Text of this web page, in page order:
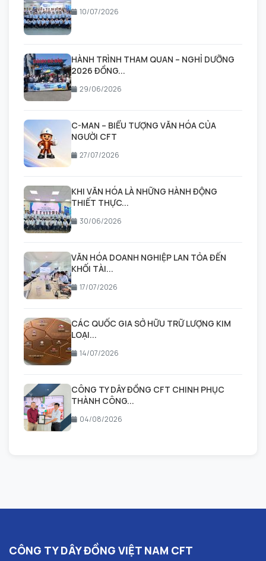
10/07/2026
HÀNH TRÌNH THAM QUAN – NGHỈ DƯỠNG
2026 ĐỒNG...
29/06/2026
C-MAN – BIỂU TƯỢNG VĂN HÓA CỦA
NGƯỜI CFT
27/07/2026
KHI VĂN HÓA LÀ NHỮNG HÀNH ĐỘNG
THIẾT THỰC...
30/06/2026
VĂN HÓA DOANH NGHIỆP LAN TỎA ĐẾN
KHỐI TÀI...
17/07/2026
CÁC QUỐC GIA SỞ HỮU TRỮ LƯỢNG KIM
LOẠI...
14/07/2026
CÔNG TY DÂY ĐỒNG CFT CHINH PHỤC
THÀNH CÔNG...
04/08/2026
CÔNG TY DÂY ĐỒNG VIỆT NAM CFT